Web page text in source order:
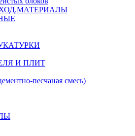
И ПЛИТ
песчаная смесь)